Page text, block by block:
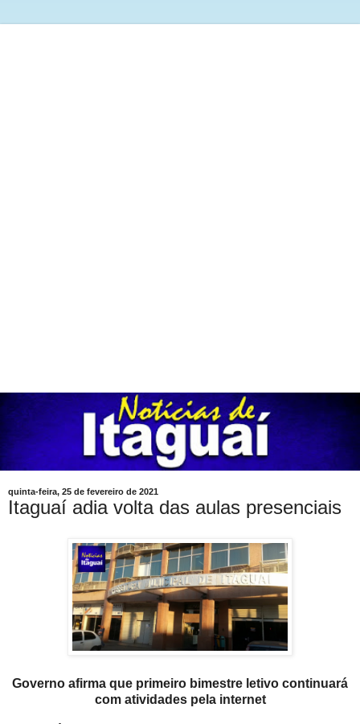
quinta-feira, 25 de fevereiro de 2021
Itaguaí adia volta das aulas presenciais
Governo afirma que primeiro bimestre letivo continuará
com atividades pela internet